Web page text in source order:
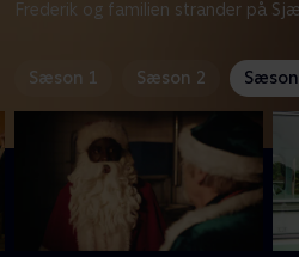
Frederik og familien strander på
Sæson 1 Sæson 2